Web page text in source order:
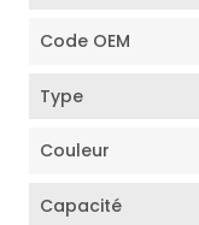
Code OEM
Type
Couleur
Capacité